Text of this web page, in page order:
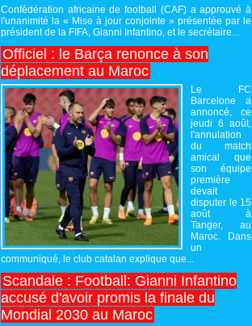
Confédération africaine de football (CAF) a approuvé à
l'unanimité la « Mise à jour conjointe » présentée par le
président de la FIFA, Gianni Infantino, et le secrétaire...
Officiel : le Barça renonce à son
déplacement au Maroc
Le FC
Barcelone a
annoncé, ce
jeudi 6 août,
l'annulation
du match
amical que
son équipe
première
devait
disputer le 15
août à
Tanger, au
Maroc. Dans
un
communiqué, le club catalan explique que...
Scandale : Football: Gianni Infantino
accusé d'avoir promis la finale du
Mondial 2030 au Maroc